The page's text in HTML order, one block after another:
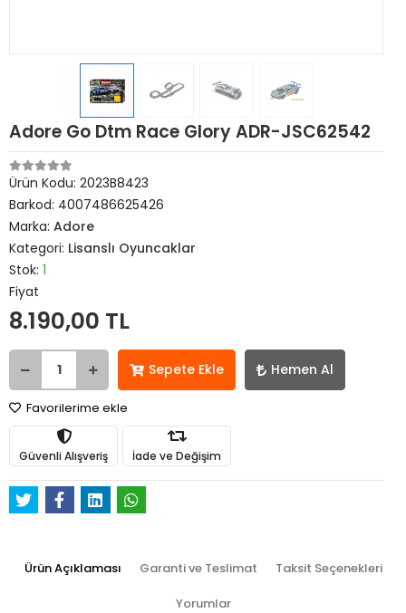
Adore Go Dtm Race Glory ADR-JSC62542
Ürün Kodu: 2023B8423
Barkod: 4007486625426
Marka: Adore
Kategori: Lisanslı Oyuncaklar
Stok: 1
Fiyat
8.190,00 TL
Sepete Ekle Hemen Al
Favorilerime ekle
Güvenli Alışveriş İade ve Değişim
Ürün Açıklaması Garanti ve Teslimat Taksit Seçenekleri
Yorumlar